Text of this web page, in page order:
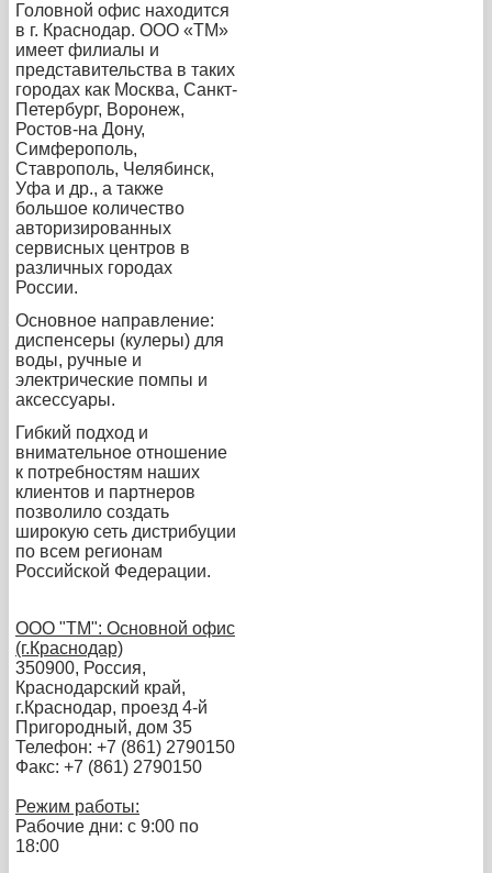
Головной офис находится
в г. Краснодар. ООО «ТМ»
имеет филиалы и
представительства в таких
городах как Москва, Санкт-
Петербург, Воронеж,
Ростов-на Дону,
Симферополь,
Ставрополь, Челябинск,
Уфа и др., а также
большое количество
авторизированных
сервисных центров в
различных городах
России.
Основное направление:
диспенсеры (кулеры) для
воды, ручные и
электрические помпы и
аксессуары.
Гибкий подход и
внимательное отношение
к потребностям наших
клиентов и партнеров
позволило создать
широкую сеть дистрибуции
по всем регионам
Российской Федерации.
ООО "TM": Основной офис
(г.Краснодар)
350900, Россия,
Краснодарский край,
г.Краснодар, проезд 4-й
Пригородный, дом 35
Телефон: +7 (861) 2790150
Факс: +7 (861) 2790150
Режим работы:
Рабочие дни: с 9:00 по
18:00